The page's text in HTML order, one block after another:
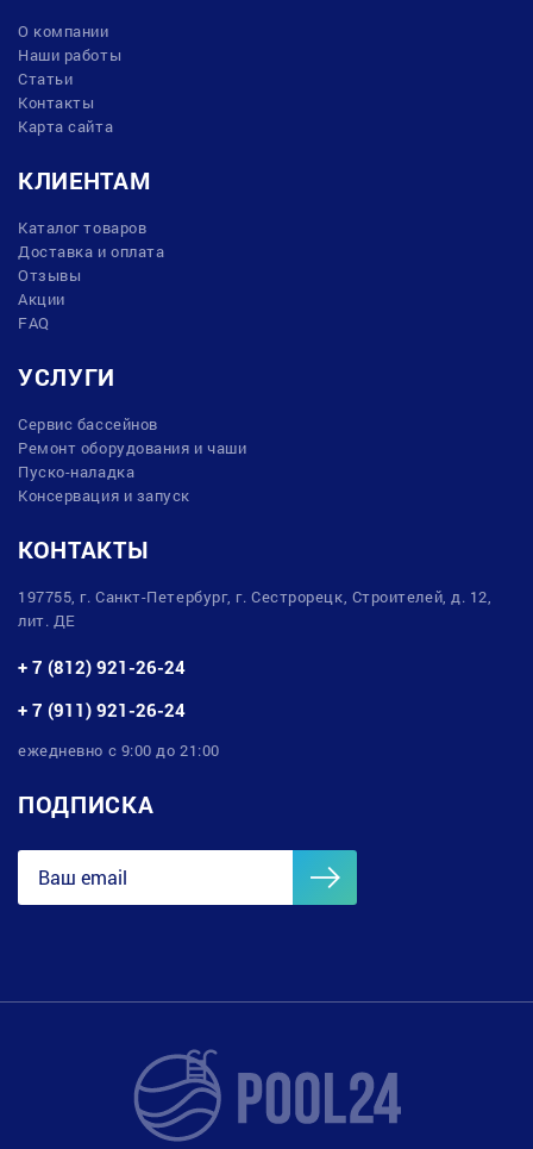
О компании
Наши работы
Статьи
Контакты
Карта сайта
КЛИЕНТАМ
Каталог товаров
Доставка и оплата
Отзывы
Акции
FAQ
УСЛУГИ
Сервис бассейнов
Ремонт оборудования и чаши
Пуско-наладка
Консервация и запуск
КОНТАКТЫ
197755, г. Санкт-Петербург, г. Сестрорецк, Строителей, д. 12,
лит. ДЕ
+ 7 (812) 921-26-24
+ 7 (911) 921-26-24
ежедневно с 9:00 до 21:00
ПОДПИСКА